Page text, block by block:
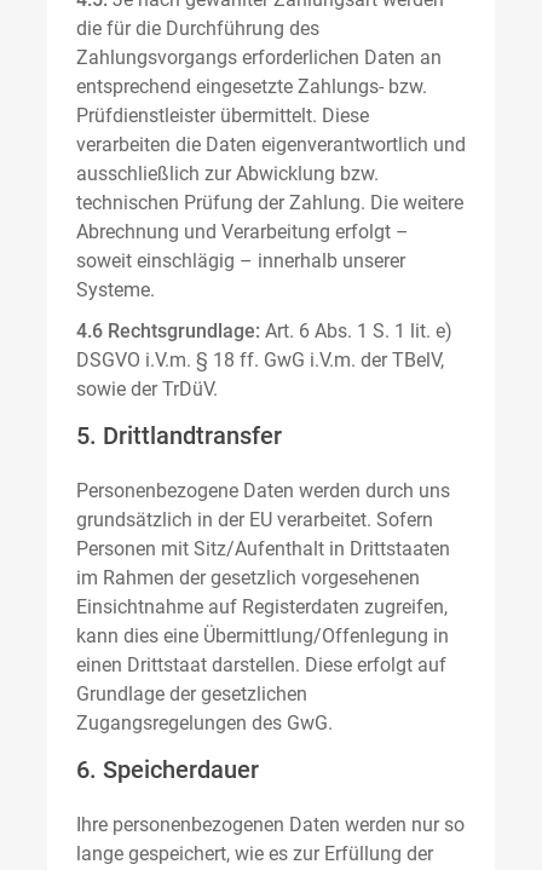
die für die Durchführung des
Zahlungsvorgangs erforderlichen Daten an
entsprechend eingesetzte Zahlungs- bzw.
Prüfdienstleister übermittelt. Diese
verarbeiten die Daten eigenverantwortlich und
ausschließlich zur Abwicklung bzw.
technischen Prüfung der Zahlung. Die weitere
Abrechnung und Verarbeitung erfolgt –
soweit einschlägig – innerhalb unserer
Systeme.
4.6 Rechtsgrundlage: Art. 6 Abs. 1 S. 1 lit. e)
DSGVO i.V.m. § 18 ff. GwG i.V.m. der TBelV,
sowie der TrDüV.
5. Drittlandtransfer
Personenbezogene Daten werden durch uns
grundsätzlich in der EU verarbeitet. Sofern
Personen mit Sitz/Aufenthalt in Drittstaaten
im Rahmen der gesetzlich vorgesehenen
Einsichtnahme auf Registerdaten zugreifen,
kann dies eine Übermittlung/Offenlegung in
einen Drittstaat darstellen. Diese erfolgt auf
Grundlage der gesetzlichen
Zugangsregelungen des GwG.
6. Speicherdauer
Ihre personenbezogenen Daten werden nur so
lange gespeichert, wie es zur Erfüllung der